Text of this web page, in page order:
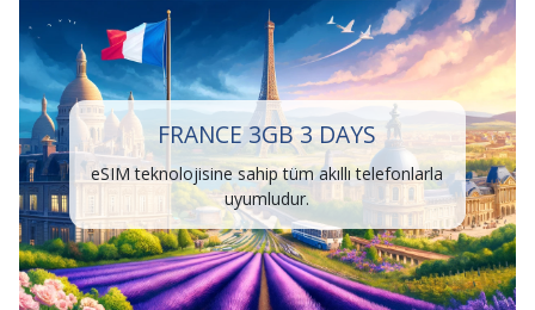
FRANCE 3GB 3 DAYS
eSIM teknolojisine sahip tüm akıllı telefonlarla
uyumludur.